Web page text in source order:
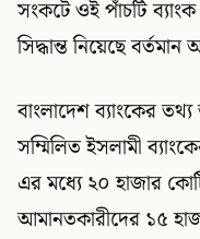
সংকটে ওই পাঁচটি
সিদ্ধান্ত নিয়েছে বর্তমান
বাংলাদেশ ব্যাংকের
সম্মিলিত ইসলামী
এর মধ্যে ২০ হাজার
আমানতকারীদের ১৫